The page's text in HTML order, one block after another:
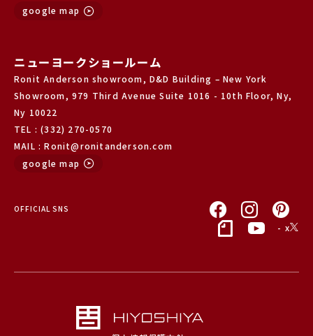
google map
ニューヨークショールーム
Ronit Anderson showroom, D&D Building – New York
Showroom, 979 Third Avenue Suite 1016 - 10th Floor, Ny,
Ny 10022
TEL : (332) 270-0570
MAIL : Ronit@ronitanderson.com
google map
OFFICIAL SNS
- x